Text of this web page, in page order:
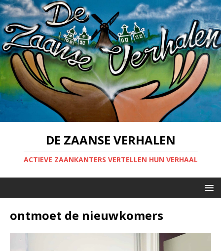
DE ZAANSE VERHALEN
ACTIEVE ZAANKANTERS VERTELLEN HUN VERHAAL
ontmoet de nieuwkomers